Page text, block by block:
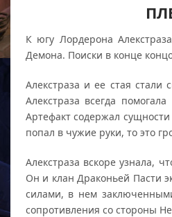
К югу Лордерона
Демона. Поиски в конце
Алекстраза и ее стая
Алекстраза всегда
Артефакт содержал
попал в чужие руки, то это
Алекстраза вскоре узнала,
Он и клан Драконьей Пасти
силами, в нем
сопротивления со стороны